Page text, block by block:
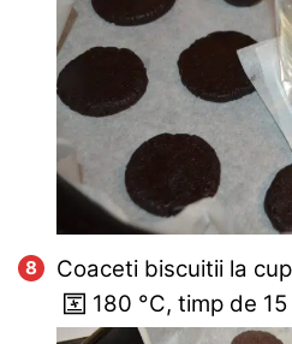
Coaceti biscuitii la
180 °C, timp de